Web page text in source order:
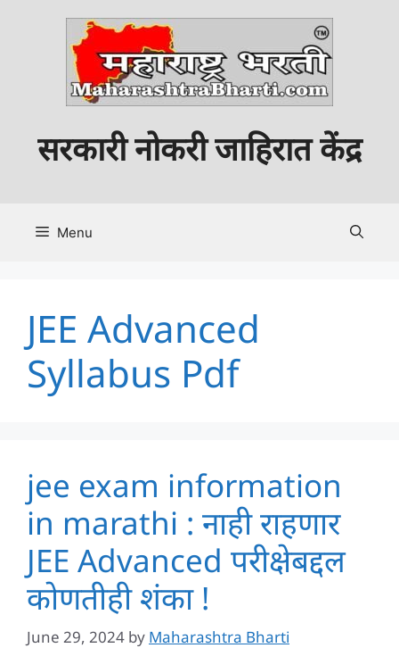
सरकारी नोकरी जाहिरात केंद्र
Menu
JEE Advanced
Syllabus Pdf
jee exam information
in marathi : नाही राहणार
JEE Advanced परीक्षेबद्दल
कोणतीही शंका !
June 29, 2024 by Maharashtra Bharti